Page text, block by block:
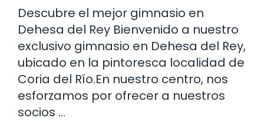
Descubre el mejor gimnasio en
Dehesa del Rey Bienvenido a nuestro
exclusivo gimnasio en Dehesa del Rey,
ubicado en la pintoresca localidad de
Coria del Río.En nuestro centro, nos
esforzamos por ofrecer a nuestros
socios …